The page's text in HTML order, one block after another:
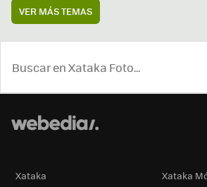
VER MÁS TEMAS
Xataka Xataka